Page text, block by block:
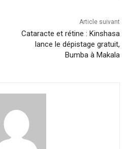
Article suivant
Cataracte et rétine : Kinshasa
lance le dépistage gratuit,
Bumba à Makala